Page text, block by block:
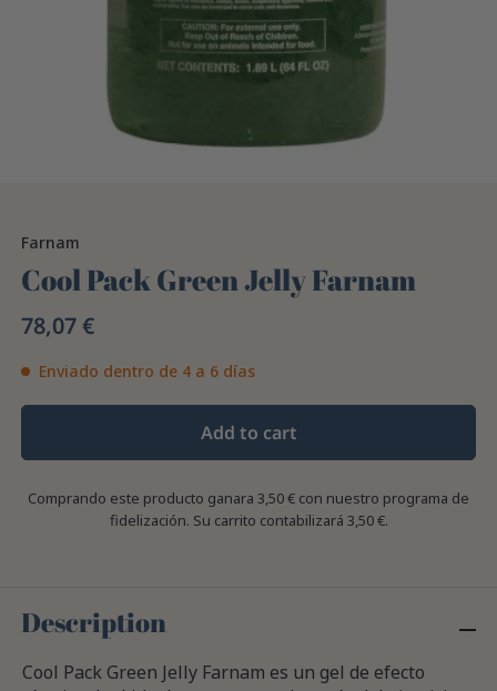
Farnam
Cool Pack Green Jelly Farnam
78,07 €
Enviado dentro de 4 a 6 días
Add to cart
Comprando este producto ganara 3,50 € con nuestro programa de
fidelización. Su carrito contabilizará 3,50 €.
Description
Cool Pack Green Jelly Farnam es un gel de efecto